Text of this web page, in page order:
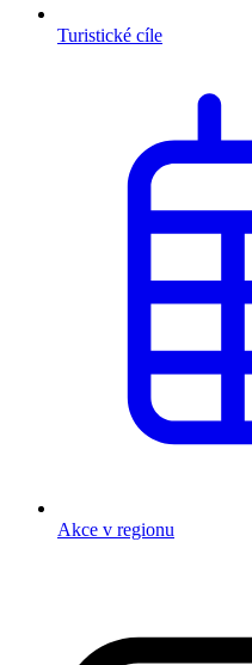
Turistické cíle
Akce v regionu